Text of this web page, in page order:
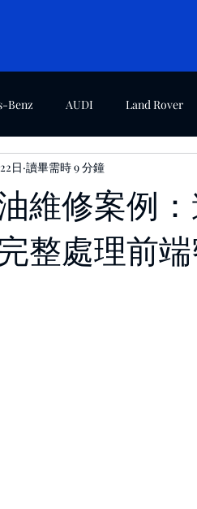
Benz AUDI Land Rover
Volkswagen Mini Cooper
特斯拉 汽車輪胎
維修案例
整處理前
日 讀畢需時 9 分鐘